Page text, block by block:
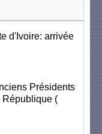
d'Ivoire: arrivée
Présidents
République (